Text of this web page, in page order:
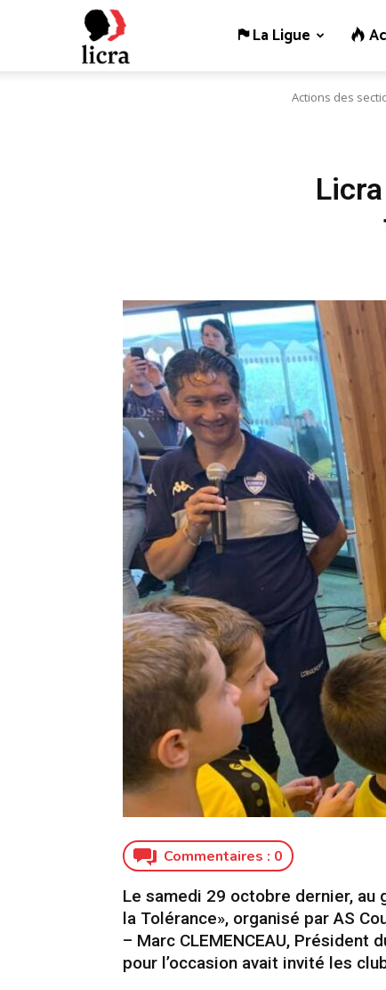
1927
La Ligue
Actions des
Commentaires : 0
Le samedi 29 octobre dernier, au
la Tolérance», organisé par AS
– Marc CLEMENCEAU,
pour l’occasion avait invité les